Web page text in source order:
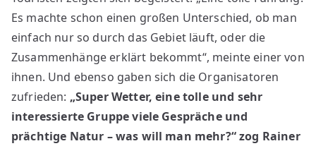
Es machte schon einen großen Unterschied, ob man
einfach nur so durch das Gebiet läuft, oder die
Zusammenhänge erklärt bekommt“, meinte einer von
ihnen. Und ebenso gaben sich die Organisatoren
zufrieden: „Super Wetter, eine tolle und sehr
interessierte Gruppe viele Gespräche und
prächtige Natur – was will man mehr?“ zog Rainer